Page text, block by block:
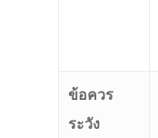
ข้อควร
ระวัง